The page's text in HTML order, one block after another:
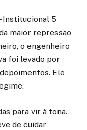
Institucional 5
maior repressão
o engenheiro
foi levado por
Ele
para vir à tona.
de cuidar